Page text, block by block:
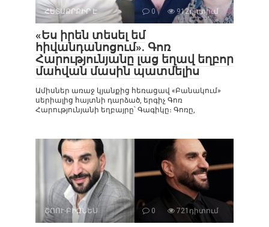
ՀԵՏԱՔՐՔԻՐ Է 0 912դիտում
«Ես իրեն տեսել եմ
հիվանդանոցում». Գոռ
Հարությունյանը լաց եղավ եղբոր
մահվան մասին պատմելիս
Ամիսներ առաջ կյանքից հեռացավ «Բանակում»
սերիալից հայտնի դարձած, երգիչ Գոռ
Հարությունյանի եղբայրը՝ Գագիկը։ Գոռը,
ՇՈՈՒ-ԲԻԶՆԵՍ 0 721դիտում